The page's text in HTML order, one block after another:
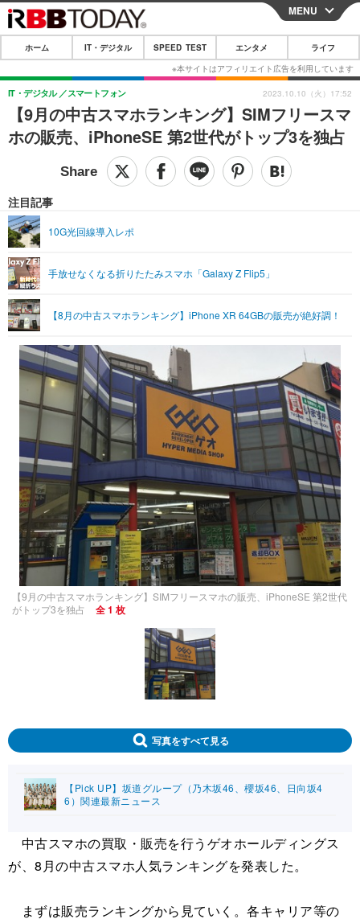
CLOSE
ホーム
IT・デジタル
IT・デジタルTOP スマートフォン
ガジェット・ツール
ショッピング その他
SPEED TEST
エンタメTOP 映画・ドラマ
グラビア ブログ
ショッピング その他
ライフTOP
リリース一覧
プッシュ通知の停止方法
MENU
ホーム IT・デジタル SPEED TEST エンタメ ライフ
【9月の中古スマホランキング】SIMフリースマ
ホの販売、iPhoneSE 第2世代がトップ3を独占
IT・デジタル スマートフォン
注目記事
10G光回線導入レポ
手放せなくなる折りたたみスマホ「Galaxy Z Flip5」
【8月の中古スマホランキング】iPhone XR 64GBの販売が絶好調！
2023.10.10（火）17:52
【9月の中古スマホランキング】SIMフリースマホの販売、iPhoneSE 第2世代
がトップ3を独占
全 1 枚
写真をすべて見る
【Pick UP】坂道グループ（乃木坂46、櫻坂46、日向坂4
6）関連最新ニュース
中古スマホの買取・販売を行うゲオホールディングス
が、8月の中古スマホ人気ランキングを発表した。
まずは販売ランキングから見ていく。各キャリア等の